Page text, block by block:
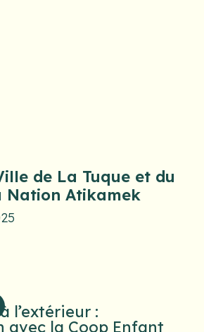
de La Tuque et du
Nation Atikamek